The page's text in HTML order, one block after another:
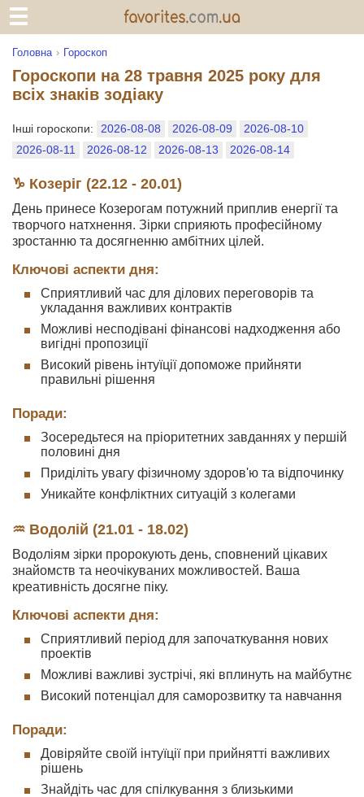
Головна Гороскоп
Гороскопи на 28 травня 2025 року для
всіх знаків зодіаку
Інші гороскопи: 2026-08-08 2026-08-09
2026-08-10
2026-08-11
2026-08-12 2026-08-13 2026-08-14
♑ Козеріг (22.12 - 20.01)
День принесе Козерогам потужний приплив енергії та
творчого натхнення. Зірки сприяють професійному
зростанню та досягненню амбітних цілей.
Ключові аспекти дня:
Сприятливий час для ділових переговорів та
укладання важливих контрактів
Можливі несподівані фінансові надходження або
вигідні пропозиції
Високий рівень інтуїції допоможе прийняти
правильні рішення
Поради:
Зосередьтеся на пріоритетних завданнях у першій
половині дня
Приділіть увагу фізичному здоров'ю та відпочинку
Уникайте конфліктних ситуацій з колегами
♒ Водолій (21.01 - 18.02)
Водоліям зірки пророкують день, сповнений цікавих
знайомств та неочікуваних можливостей. Ваша
креативність досягне піку.
Ключові аспекти дня:
Сприятливий період для започаткування нових
проектів
Можливі важливі зустрічі, які вплинуть на майбутнє
Високий потенціал для саморозвитку та навчання
Поради:
Довіряйте своїй інтуїції при прийнятті важливих
рішень
Знайдіть час для спілкування з близькими